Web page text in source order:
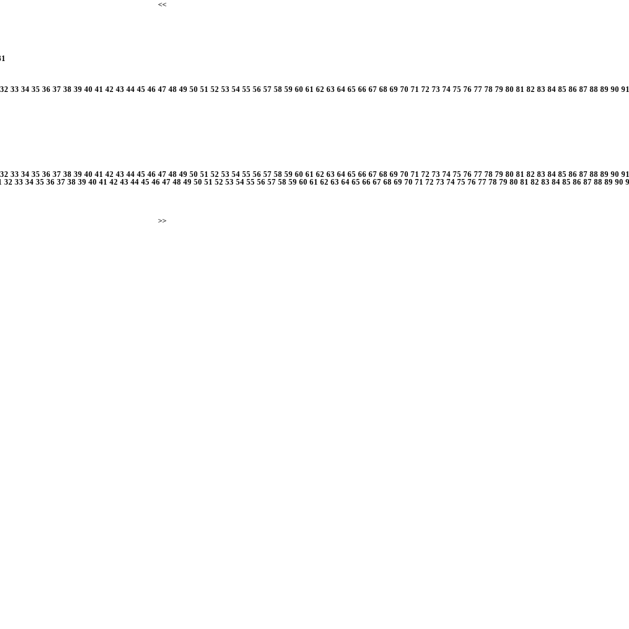
<<
32 33 34 35 36 37 38 39 40 41 42 43 44 45 46 47 48 49 50 51 52 53 54 55 56 57 58 59 60 61 62 63 64 65 66 67 68 69 70 71 72 73 74 75 76 77 78 79 80 81 82 83 84 85 86 87 88 89 90 91
32 33 34 35 36 37 38 39 40 41 42 43 44 45 46 47 48 49 50 51 52 53 54 55 56 57 58 59 60 61 62 63 64 65 66 67 68 69 70 71 72 73 74 75 76 77 78 79 80 81 82 83 84 85 86 87 88 89 90 91
32 33 34 35 36 37 38 39 40 41 42 43 44 45 46 47 48 49 50 51 52 53 54 55 56 57 58 59 60 61 62 63 64 65 66 67 68 69 70 71 72 73 74 75 76 77 78 79 80 81 82 83 84 85 86 87 88 89 90
>>